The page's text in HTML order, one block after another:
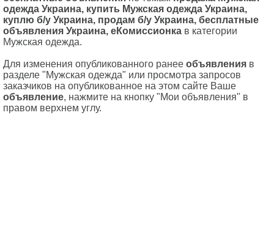
одежда Украина, купить Мужская одежда Украина,
куплю б/у Украина, продам б/у Украина, бесплатные
объявления Украина, еКомиссионка в категории
Мужская одежда.
Для изменения опубликованного ранее объявления в
разделе "Мужская одежда" или просмотра запросов
заказчиков на опубликованное на этом сайте Ваше
объявление, нажмите на кнопку "Мои объявления" в
правом верхнем углу.